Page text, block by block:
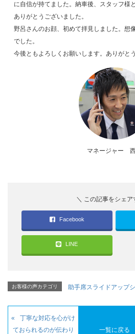
に自信が持てました。納車後、スタッフ様
ありがとうございました。
野呂さんのお顔、初めて拝見しました。想
でした。
今後ともよろしくお願いします。ありがと
マネージャー
Facebook
LINE
お客様の声カテゴリ 助手席スライドアップ
丁寧な対応を心がけ
ておられるのが伝わり
一覧に戻る